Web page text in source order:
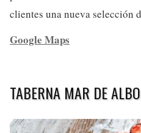
clientes una nueva selección
Google Maps
TABERNA MAR DE